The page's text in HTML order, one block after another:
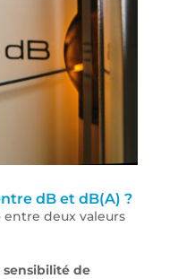
dB et dB(A) ?
deux valeurs
sensibilité de